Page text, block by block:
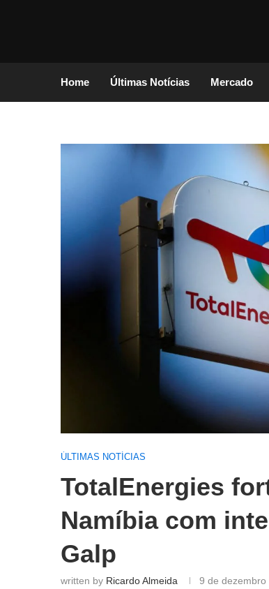
Home Últimas Notícias Mercado
ÚLTIMAS NOTÍCIAS
TotalEnergies
Namíbia com
Galp
written by Ricardo Almeida 9 de dezembro